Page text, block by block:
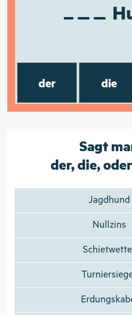
der die
Sagt
der, die,
Jagdhund
Nullzins